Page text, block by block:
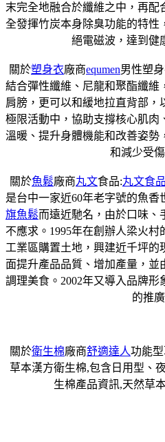
末完全地融合於纖維之中，再
全發揮竹炭本身除臭功能的特性
絕電磁波，達到健
關於塑身衣廠商equmen男性塑
結合彈性纖維、尼龍和聚酯纖維
肩膀，更可以和緩地拉直背部，
極限活動中，協助支撐核心肌肉
溫暖、提升身體機能和改善姿勢
和減少受
關於魚鬆廠商丸文食品:丸文食品
是台中一家近60年老字號的魚
旗魚鬆而遠近馳名，由於口味、
不應求。1995年在創辦人梁火
工業區購置土地，興建近千坪
面提升產品品質、增加產量，
調理美食。2002年又導入品牌
的推廣
關於衛生棉廠商舒適達人功能
草本漢方衛生棉,包含日用型、
生棉產品資訊,天然草